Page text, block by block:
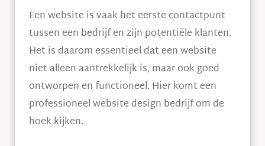
Een website is vaak het eerste contactpunt
tussen een bedrijf en zijn potentiële klanten.
Het is daarom essentieel dat een website
niet alleen aantrekkelijk is, maar ook goed
ontworpen en functioneel. Hier komt een
professioneel website design bedrijf om de
hoek kijken.